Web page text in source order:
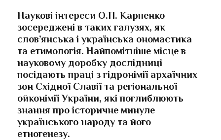
Наукові інтереси О.П. Карпенко
зосереджені в таких галузях, як
слов’янська і українська ономастика
та етимологія. Найпомітніше місце в
науковому доробку дослідниці
посідають праці з гідронімії архаїчних
зон Східної Славії та регіональної
ойконімії України, які поглиблюють
знання про історичне минуле
українського народу та його
етногенезу.